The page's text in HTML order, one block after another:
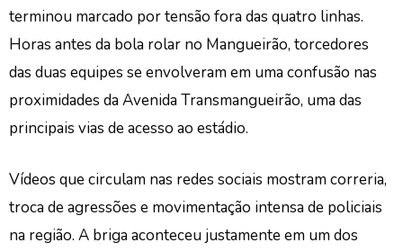
terminou marcado por tensão fora das quatro linhas.
Horas antes da bola rolar no Mangueirão, torcedores
das duas equipes se envolveram em uma confusão nas
proximidades da Avenida Transmangueirão, uma das
principais vias de acesso ao estádio.
Vídeos que circulam nas redes sociais mostram correria,
troca de agressões e movimentação intensa de policiais
na região. A briga aconteceu justamente em um dos